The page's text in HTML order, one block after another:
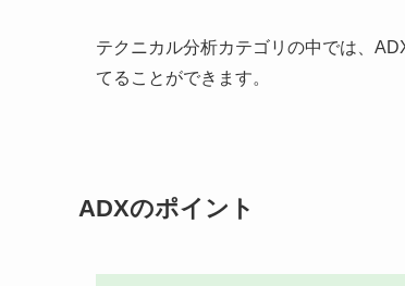
テクニカル分析カテゴリの中では、
てることができます。
ADXのポイント